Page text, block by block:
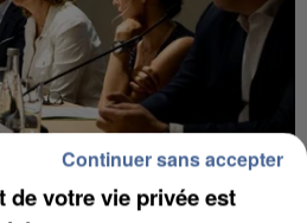
FRANCE LANCE UN ÉLAN
de votre vie privée est
Continuer sans accepter